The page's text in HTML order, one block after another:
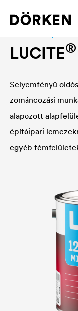
LUCITE®
Selyemfényű
zománcozási
alapozott
építőipari
egyéb